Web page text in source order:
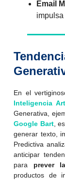
Email
En el
Inteligencia
Generativa,
Google Bart,
generar texto,
Predictiva
anticipar
para prever
productos de